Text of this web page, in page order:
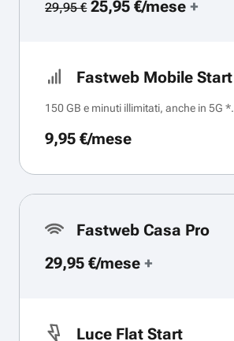
29,95 €25,95 €/mese+
Fastweb Mobile Start
150 GB e minuti illimitati, anche in 5G *.
9,95 €/mese
Fastweb Casa Pro
29,95 €/mese +
Luce Flat Start